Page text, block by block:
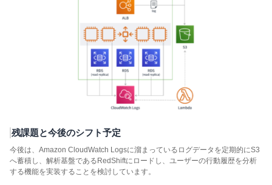
残課題と今後のシフト予定
今後は、Amazon CloudWatch Logsに溜まっているログデータを定期的にS3
へ蓄積し、解析基盤であるRedShiftにロードし、ユーザーの行動履歴を分析
する機能を実装することを検討しています。